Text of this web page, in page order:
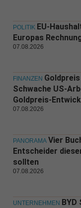
POLITIK EU-
Europas
07.08.2026
FINANZEN
Schwache US-
Goldpreis-
07.08.2026
PANORAMA Vier
Entscheider
sollten
07.08.2026
UNTERNEHMEN